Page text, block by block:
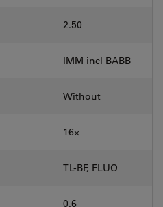
2.50
IMM incl BABB
Without
16⨉
TL-BF, FLUO
0.6